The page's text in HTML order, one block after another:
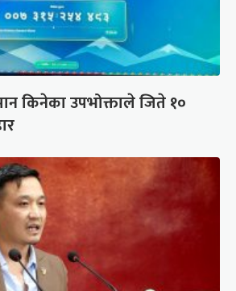
किनेका उपभोक्ताले जिते १०